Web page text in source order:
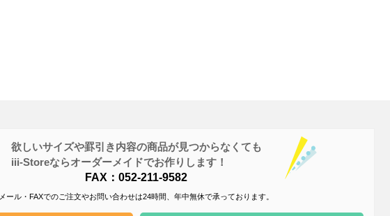
欲しいサイズや罫引き内容の商品が見つからなくても
iii-Storeならオーダーメイドでお作りします！
FAX：052-211-9582
メール・FAXでのご注文やお問い合わせは24時間、年中無休で承っております。